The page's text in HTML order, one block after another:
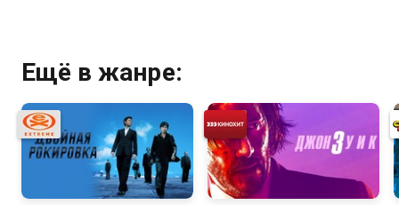
Ещё в жанре: